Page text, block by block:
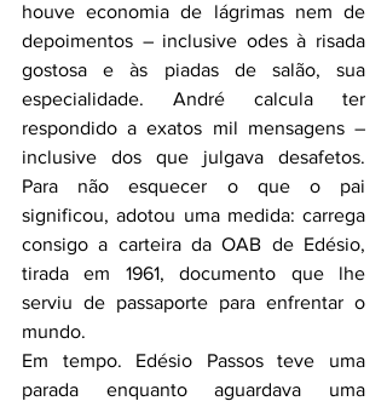
houve economia de lágrimas nem de
depoimentos – inclusive odes à risada
gostosa e às piadas de salão, sua
especialidade. André calcula ter
respondido a exatos mil mensagens –
inclusive dos que julgava desafetos.
Para não esquecer o que o pai
significou, adotou uma medida: carrega
consigo a carteira da OAB de Edésio,
tirada em 1961, documento que lhe
serviu de passaporte para enfrentar o
mundo.
Em tempo. Edésio Passos teve uma
parada enquanto aguardava uma